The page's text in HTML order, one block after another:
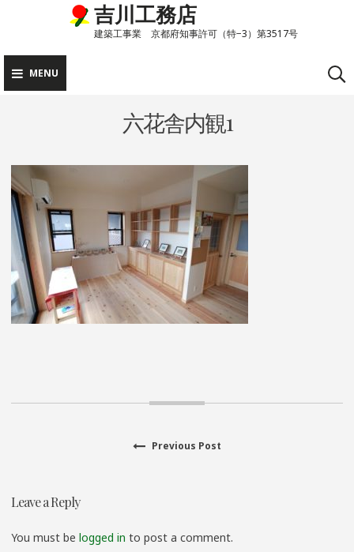
content
吉川工務店
建築工事業 京都府知事許可（特−3）第3517号
MENU
六花舎内観1
Previous Post
Leave a Reply
You must be logged in to post a comment.